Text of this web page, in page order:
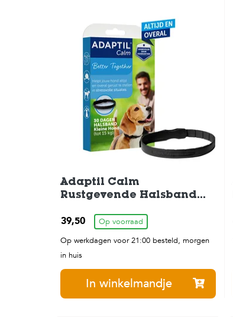
Adaptil Calm
Rustgevende Halsband
39,50
Op voorraad
Op werkdagen voor 21:00 besteld, morgen
in huis
In winkelmandje